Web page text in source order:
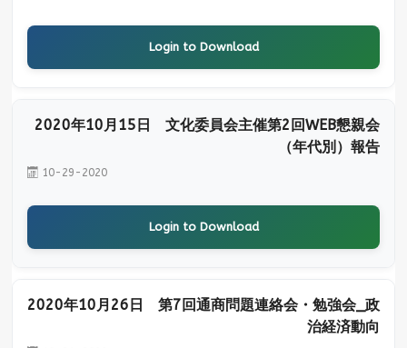
Login to Download
2020年10月15日 文化委員会主催第2回WEB懇親会
（年代別）報告
10-29-2020
Login to Download
2020年10月26日 第7回通商問題連絡会・勉強会_政
治経済動向